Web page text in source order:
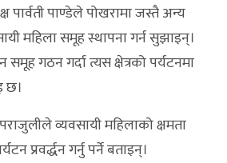
पार्वती पाण्डेले पोखरामा जस्तै अन्य
महिला समूह स्थापना गर्न सुझाइन्।
समूह गठन गर्दा त्यस क्षेत्रको पर्यटनमा
छ।
व्यवसायी महिलाको क्षमता
प्रवर्द्धन गर्नु पर्ने बताइन्।